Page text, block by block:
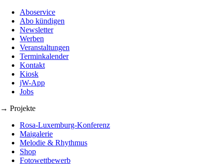
Aboservice
Abo kündigen
Newsletter
Werben
Veranstaltungen
Terminkalender
Kontakt
Kiosk
jW-App
Jobs
→ Projekte
Rosa-Luxemburg-Konferenz
Maigalerie
Melodie & Rhythmus
Shop
Fotowettbewerb